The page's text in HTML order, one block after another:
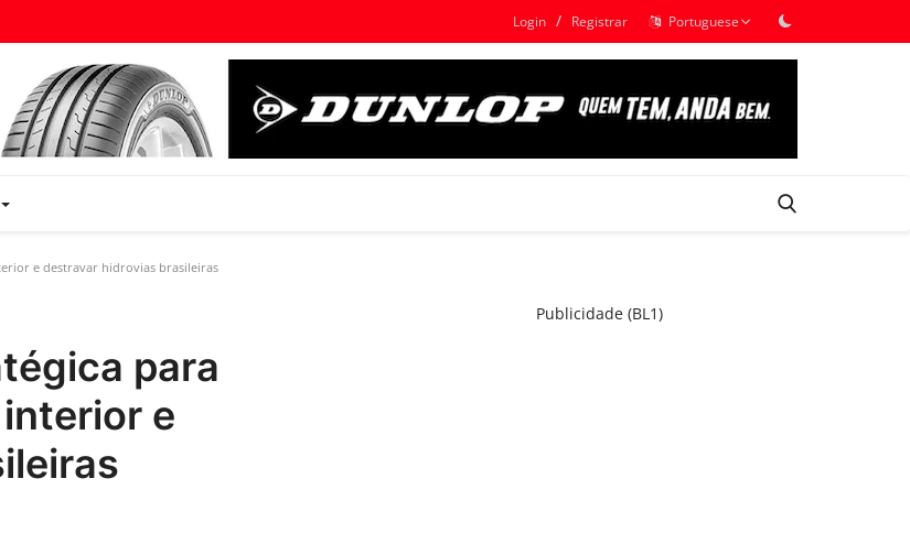
Login / Registrar Portuguese
e destravar hidrovias brasileiras
para
e
Publicidade (BL1)